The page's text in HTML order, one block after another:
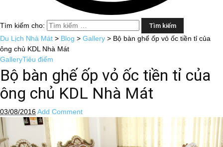
Tìm kiếm cho:
Du Lịch Nhà Mát > Blog > Gallery > Bộ bàn ghế ốp vỏ ốc tiền tỉ của
ông chủ KDL Nhà Mát
GalleryTiêu điểm
Bộ bàn ghế ốp vỏ ốc tiền tỉ của
ông chủ KDL Nhà Mát
03/08/2016Add Comment